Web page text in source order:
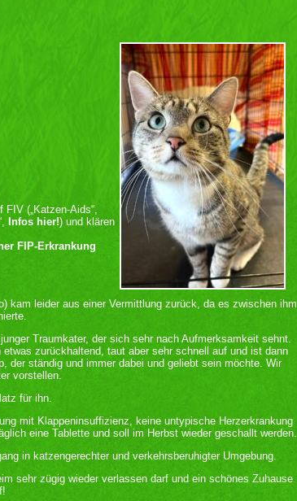
(„Katzen-Aids“,
Infos hier!) und klären
FIP-Erkrankung
kam leider aus einer Vermittlung zurück, da es zwischen ihm
Traumkater, der sich sehr nach Aufmerksamkeit sehnt.
zurückhaltend, taut aber sehr schnell auf und ist dann
der ständig und immer dabei und geliebt sein möchte. Wir
vorstellen.
für ihn.
mit Klappeninsuffizienz, keine untypische Herzerkrankung
eine Tablette und soll im Herbst wieder geschallt werden.
in katzengerechter und verkehrsberuhigter Umgebung.
sehr zügig wieder verlassen darf und ein schönes Zuhause